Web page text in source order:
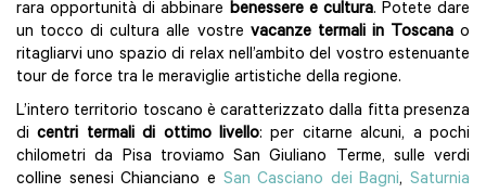
rara opportunità di abbinare benessere e cultura. Potete dare
un tocco di cultura alle vostre vacanze termali in Toscanao
ritagliarvi uno spazio di relax nell’ambito del vostro estenuante
tour de force tra le meraviglie artistiche della regione.
L’intero territorio toscano è caratterizzato dalla fitta presenza
dicentri termali di ottimo livello: per citarne alcuni, a pochi
chilometri da Pisa troviamo San Giuliano Terme, sulle verdi
colline senesi Chianciano e San Casciano dei Bagni, Saturnia